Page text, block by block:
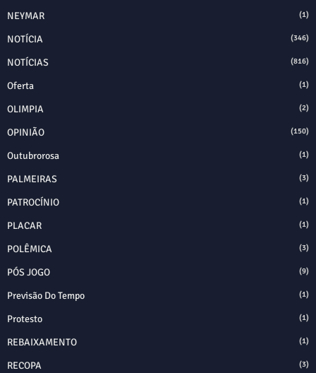
NEYMAR (1)
NOTÍCIA (346)
NOTÍCIAS (816)
Oferta (1)
OLIMPIA (2)
OPINIÃO (150)
Outubrorosa (1)
PALMEIRAS (3)
PATROCÍNIO (1)
PLACAR (1)
POLÊMICA (3)
PÓS JOGO (9)
Previsão Do Tempo (1)
Protesto (1)
REBAIXAMENTO (1)
RECOPA (3)